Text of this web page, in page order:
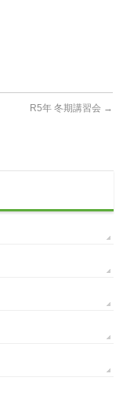
R5年 冬期講習会 →